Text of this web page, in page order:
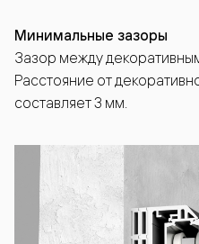
Минимальные зазоры
Зазор между
Расстояние от
составляет 3 мм.